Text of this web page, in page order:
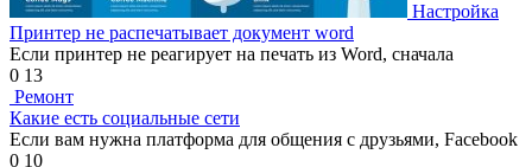
Настройка
Принтер не распечатывает документ word
Если принтер не реагирует на печать из Word, сначала
0 13
Ремонт
Какие есть социальные сети
Если вам нужна платформа для общения с друзьями, Facebook
0 10